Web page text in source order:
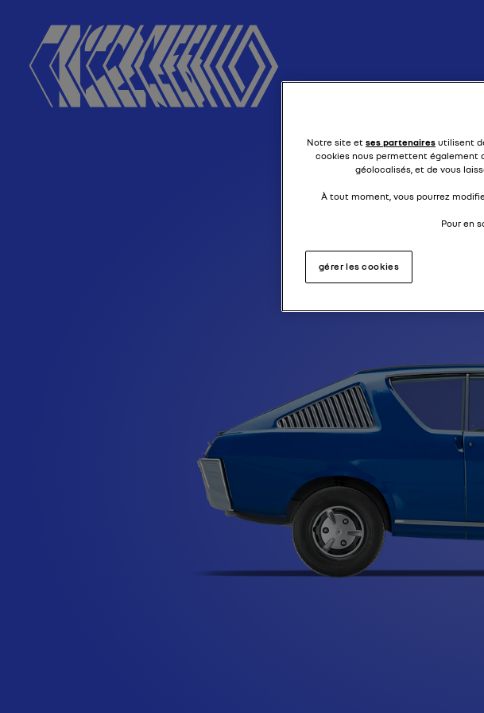
Notre site et ses partenaires utilisent
cookies nous permettent également
géolocalisés, et de vous
À tout moment, vous pourrez
Pour en
gérer les cookies